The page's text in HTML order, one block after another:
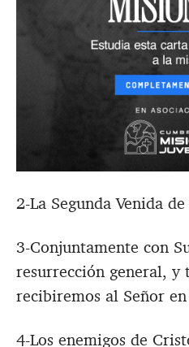
2-La Segunda Venida
3-Conjuntamente con
resurrección general, y
recibiremos al Señor
4-Los enemigos de